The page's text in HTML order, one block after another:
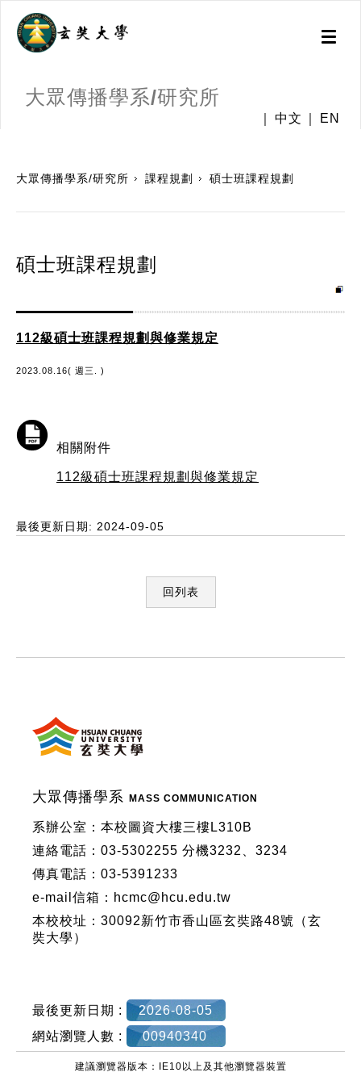
Toggle
大眾傳播學系/研究所
中文 EN
大眾傳播學系/研究所 課程規劃 碩士班課程規劃
碩士班課程規劃
112級碩士班課程規劃與修業規定
2023.08.16( 週三. )
相關附件
112級碩士班課程規劃與修業規定
最後更新日期: 2024-09-05
回列表
大眾傳播學系 MASS COMMUNICATION
系辦公室：本校圖資大樓三樓L310B
連絡電話：03-5302255 分機3232、3234
傳真電話：03-5391233
e-mail信箱：hcmc@hcu.edu.tw
本校校址：30092新竹市香山區玄奘路48號（玄
奘大學）
最後更新日期 :
2026-08-05
網站瀏覽人數 :
00940340
建議瀏覽器版本：IE10以上及其他瀏覽器裝置